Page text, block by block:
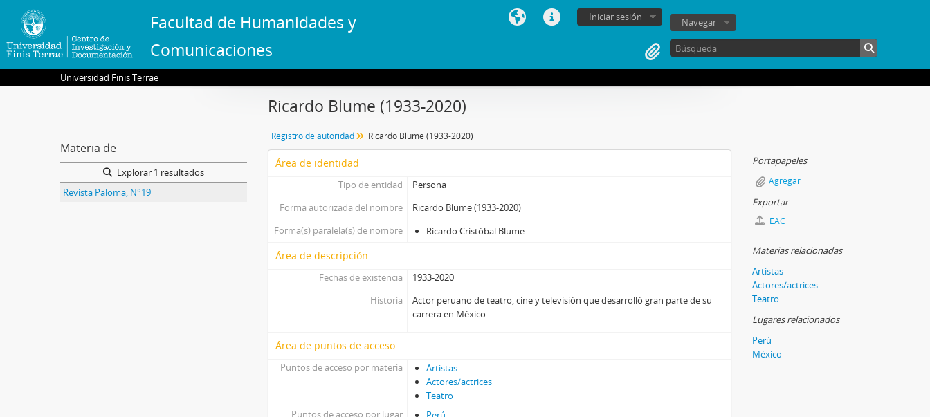
Facultad de Humanidades y
Comunicaciones
Iniciar sesión Navegar
Universidad Finis Terrae
Materia de
Explorar 1 resultados
Revista Paloma, N°19
Ricardo Blume (1933-2020)
Registro de autoridad Ricardo Blume (1933-2020)
Área de identidad
Tipo de entidad
Persona
Forma autorizada del nombre
Ricardo Blume (1933-2020)
Forma(s) paralela(s) de nombre
Ricardo Cristóbal Blume
Área de descripción
Fechas de existencia
1933-2020
Historia
Actor peruano de teatro, cine y televisión que desarrolló gran parte de su
carrera en México.
Área de puntos de acceso
Puntos de acceso por materia
Artistas
Actores/actrices
Teatro
Puntos de acceso por lugar
Portapapeles
Agregar
Exportar
EAC
Materias relacionadas
Artistas
Actores/actrices
Teatro
Lugares relacionados
Perú
México